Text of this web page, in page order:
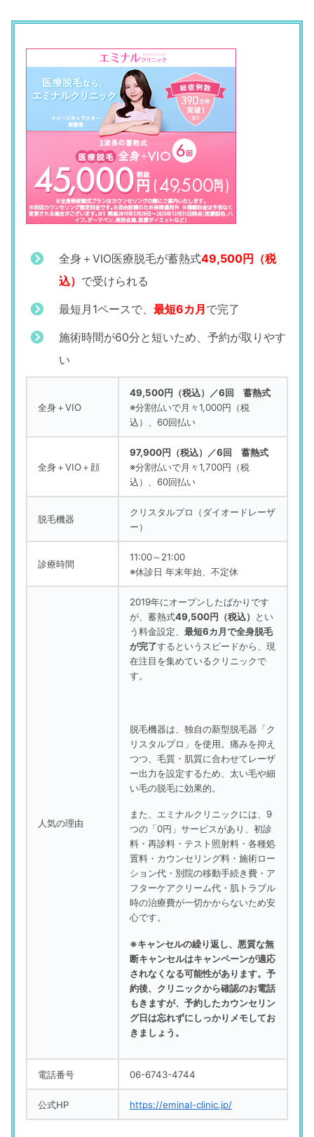
全身＋VIO医療脱毛が蓄熱式49,500円（税
込） で受けられる
最短月1ペースで、最短6カ月 で完了
施術時間が60分と短いため、予約が取りやす
い
全身＋VIO
49,500円（税込）／6回 蓄熱式
※分割払いで月々1,000円（税
込）、60回払い
全身＋VIO＋顔
97,900円（税込）／6回 蓄熱式
※分割払いで月々1,700円（税
込）、60回払い
脱毛機器
クリスタルプロ（ダイオードレーザ
ー）
診療時間
11:00～21:00
※休診日 年末年始、不定休
人気の理由
2019年にオープンしたばかりです
が、蓄熱式49,500円（税込）
とい
う料金設定、 最短6カ月で全身脱毛
が完了するというスピードから、現
在注目を集めているクリニックで
す。
脱毛機器は、独自の新型脱毛器「ク
リスタルプロ」を使用。痛みを抑え
つつ、毛質・肌質に合わせてレーザ
ー出力を設定するため、太い毛や細
い毛の脱毛に効果的。
また、エミナルクリニックには、9
つの「0円」サービスがあり、初診
料・再診料・テスト照射料・各種処
置料・カウンセリング料・施術ロー
ション代・別院の移動手続き費・ア
フターケアクリーム代・肌トラブル
時の治療費が一切かからないため安
心です。
※キャンセルの繰り返し、悪質な無
断キャンセルはキャンペーンが適応
されなくなる可能性があります。予
約後、クリニックから確認のお電話
もきますが、予約したカウンセリン
グ日は忘れずにしっかりメモしてお
きましょう。
電話番号 06-6743-4744
公式HP https://eminal-clinic.jp/